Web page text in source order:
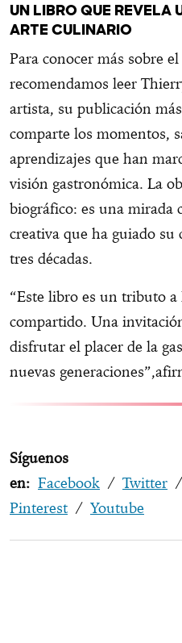
UN LIBRO QUE REVELA
ARTE CULINARIO
Para conocer más sobre
recomendamos leer
artista, su publicación
comparte los momentos,
aprendizajes que han
visión gastronómica. La
biográfico: es una mirada
creativa que ha guiado su
tres décadas.
“Este libro es un tributo
compartido. Una
disfrutar el placer de la
nuevas
Síguenos
en: Facebook / Twitter /
Pinterest / Youtube